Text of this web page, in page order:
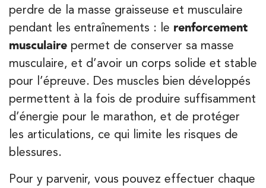
perdre de la masse graisseuse et musculaire
pendant les entraînements : le renforcement
musculaire permet de conserver sa masse
musculaire, et d’avoir un corps solide et stable
pour l’épreuve. Des muscles bien développés
permettent à la fois de produire suffisamment
d’énergie pour le marathon, et de protéger
les articulations, ce qui limite les risques de
blessures.
Pour y parvenir, vous pouvez effectuer chaque
IK Vanves – 92
5 Rue Monge 92170 Vanves
5 Rue Monge 92170 Vanves
01 46 44 33 92
PRENEZ RDV SUR
Kinésithérapie Balnéothérapie